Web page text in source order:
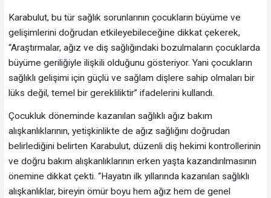
Karabulut, bu tür sağlık sorunlarının çocukların büyüme ve
gelişimlerini doğrudan etkileyebileceğine dikkat çekerek,
“Araştırmalar, ağız ve diş sağlığındaki bozulmaların çocuklarda
büyüme geriliğiyle ilişkili olduğunu gösteriyor. Yani çocukların
sağlıklı gelişimi için güçlü ve sağlam dişlere sahip olmaları bir
lüks değil, temel bir gerekliliktir” ifadelerini kullandı.
Çocukluk döneminde kazanılan sağlıklı ağız bakım
alışkanlıklarının, yetişkinlikte de ağız sağlığını doğrudan
belirlediğini belirten Karabulut, düzenli diş hekimi kontrollerinin
ve doğru bakım alışkanlıklarının erken yaşta kazandırılmasının
önemine dikkat çekti. “Hayatın ilk yıllarında kazanılan sağlıklı
alışkanlıklar, bireyin ömür boyu hem ağız hem de genel